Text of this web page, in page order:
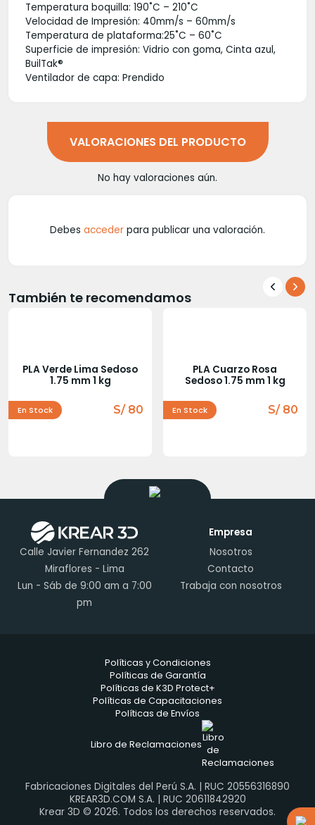
Temperatura boquilla: 190˚C – 210˚C
Velocidad de Impresión: 40mm/s – 60mm/s
Temperatura de plataforma:25˚C – 60˚C
Superficie de impresión: Vidrio con goma, Cinta azul,
BuilTak®
Ventilador de capa: Prendido
VALORACIONES DEL PRODUCTO
No hay valoraciones aún.
Debes acceder para publicar una valoración.
También te recomendamos
PLA Verde Lima Sedoso
1.75 mm 1 kg
En Stock S/ 80
PLA Cuarzo Rosa
Sedoso 1.75 mm 1 kg
En Stock S/ 80
Calle Javier Fernandez 262
Miraflores - Lima
Lun - Sáb de 9:00 am a 7:00
pm
Empresa
Nosotros
Contacto
Trabaja con nosotros
Políticas y Condiciones
Políticas de Garantía
Políticas de K3D Protect+
Políticas de Capacitaciones
Políticas de Envíos
Libro de Reclamaciones
Fabricaciones Digitales del Perú S.A. | RUC 20556316890
KREAR3D.COM S.A. | RUC 20611842920
Krear 3D © 2026. Todos los derechos reservados.